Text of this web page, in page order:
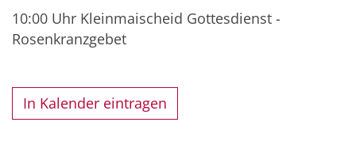
10:00 Uhr Kleinmaischeid Gottesdienst -
Rosenkranzgebet
In Kalender eintragen